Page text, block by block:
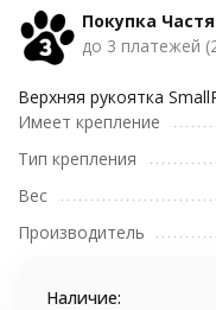
Покупка
до 3 платежей
Верхняя рукоятка
Имеет крепление
Тип крепления
Вес
Производитель
Наличие: